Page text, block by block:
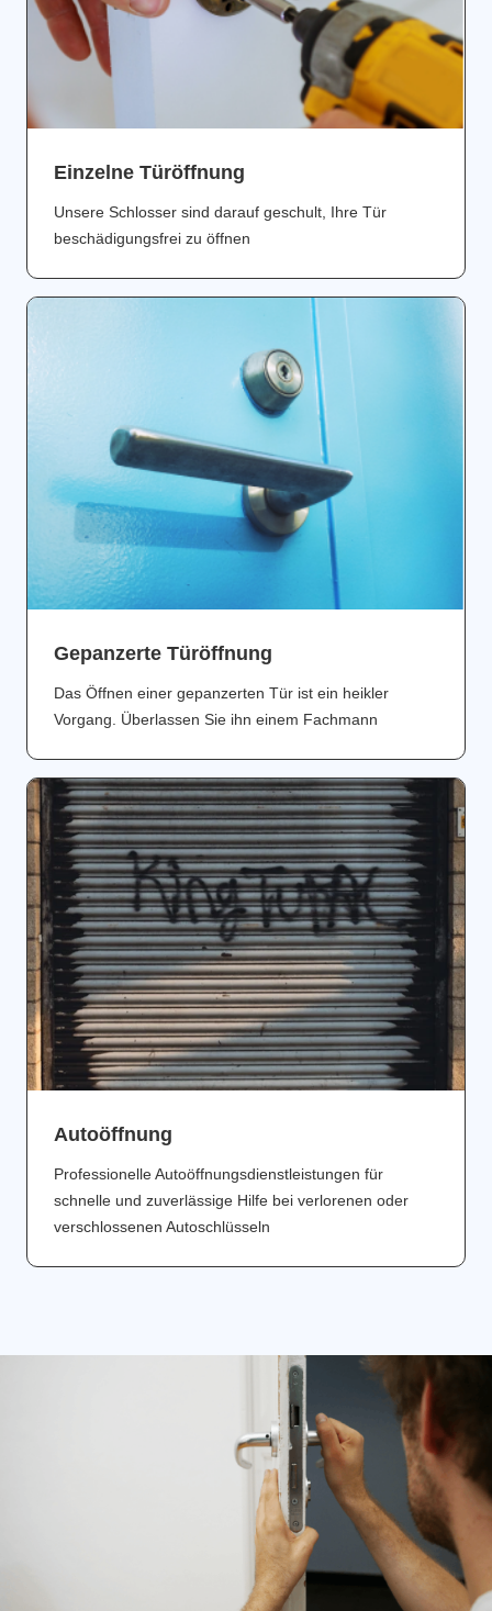
Einzelne Türöffnung
Unsere Schlosser sind darauf geschult, Ihre Tür
beschädigungsfrei zu öffnen
Gepanzerte Türöffnung
Das Öffnen einer gepanzerten Tür ist ein heikler
Vorgang. Überlassen Sie ihn einem Fachmann
Аutoöffnung
Professionelle Autoöffnungsdienstleistungen für
schnelle und zuverlässige Hilfe bei verlorenen oder
verschlossenen Autoschlüsseln